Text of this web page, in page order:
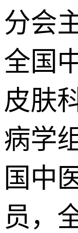
分会
全国
皮肤
病学
国中
员，